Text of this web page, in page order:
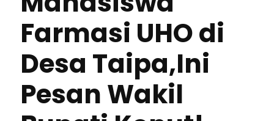
Farmasi UHO di
Desa Taipa,Ini
Pesan Wakil